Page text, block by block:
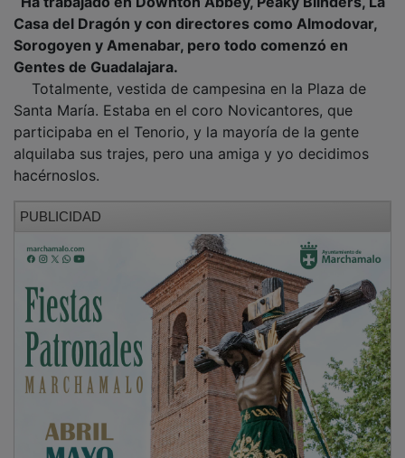
Casa del Dragón y con directores como Almodovar,
Sorogoyen y Amenabar, pero todo comenzó en
Gentes de Guadalajara.
Totalmente, vestida de campesina en la Plaza de
Santa María. Estaba en el coro Novicantores, que
participaba en el Tenorio, y la mayoría de la gente
alquilaba sus trajes, pero una amiga y yo decidimos
hacérnoslos.